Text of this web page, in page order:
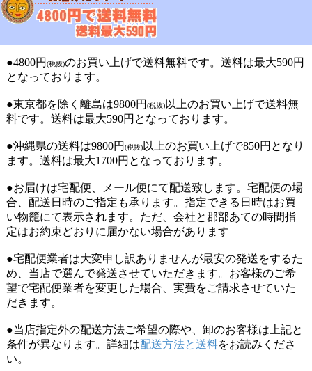
●4800円 (税抜)のお買い上げで送料無料です。送料は最大590円
となっております。
●東京都を除く離島は9800円 (税抜)以上のお買い上げで送料無
料です。送料は最大590円となっております。
●沖縄県の送料は9800円 (税抜)以上のお買い上げで850円となり
ます。送料は最大1700円となっております。
●お届けは宅配便、メール便にて配送致します。宅配便の場
合、配送日時のご指定も承ります。指定できる日時はお買
い物籠にて表示されます。ただ、会社と郡部あての時間指
定はお約束どおりに届かない場合があります
●宅配便業者は大変申し訳ありませんが最安の発送をするた
め、当店で選んで発送させていただきます。お客様のご希
望で宅配便業者を変更した場合、実費をご請求させていた
だきます。
●当店指定外の配送方法ご希望の際や、卸のお客様は上記と
条件が異なります。詳細は配送方法と送料をお読みくださ
い。